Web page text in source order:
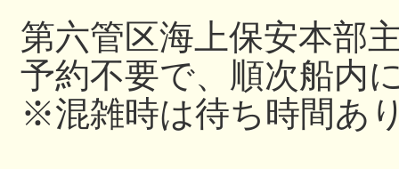
第六管区海上保安本部
予約不要で、順次船内
※混雑時は待ち時間あ